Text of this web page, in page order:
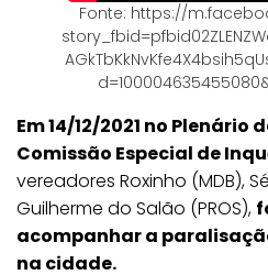
Fonte: https://
Em 14/12/2021 no Plenário
Comissão Especial de
vereadores Roxinho (MDB),
Guilherme do Salão (PROS),
acompanhar a
na cidade.